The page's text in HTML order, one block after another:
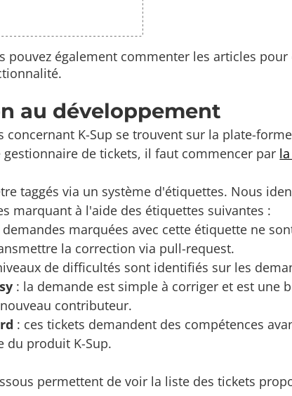
pouvez également commenter les articles
au développement
concernant K-Sup se trouvent sur la plate-forme
gestionnaire de tickets, il faut commencer par
taggés via un système d'étiquettes. Nous
marquant à l'aide des étiquettes suivantes :
marquées avec cette étiquette ne
la correction via pull-request.
de difficultés sont identifiés sur les
: la demande est simple à corriger et est une
contributeur.
: ces tickets demandent des compétences
du produit K-Sup.
permettent de voir la liste des tickets